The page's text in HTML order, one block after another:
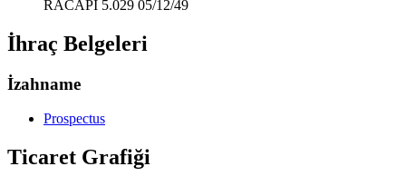
RACAPI 5.029 05/12/49
İhraç Belgeleri
İzahname
Prospectus
Ticaret Grafiği